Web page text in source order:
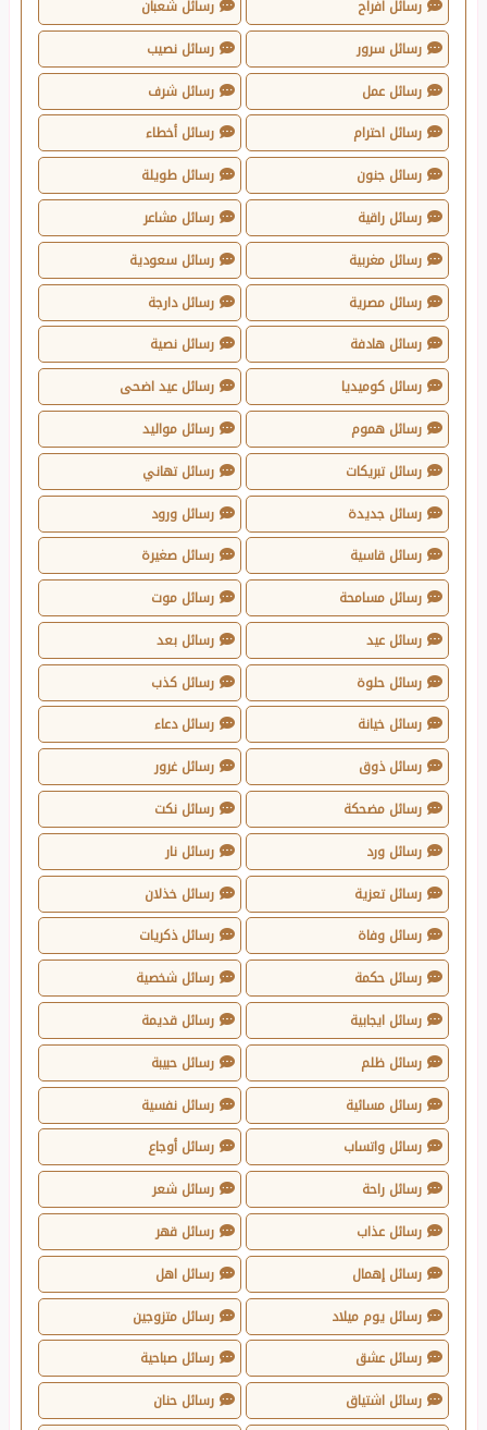
رسائل افراح
رسائل شعبان
رسائل سرور
رسائل نصيب
رسائل عمل
رسائل شرف
رسائل احترام
رسائل أخطاء
رسائل جنون
رسائل طويلة
رسائل راقية
رسائل مشاعر
رسائل مغربية
رسائل سعودية
رسائل مصرية
رسائل دارجة
رسائل هادفة
رسائل نصية
رسائل كوميديا
رسائل عيد اضحى
رسائل هموم
رسائل مواليد
رسائل تبريكات
رسائل تهاني
رسائل جديدة
رسائل ورود
رسائل قاسية
رسائل صغيرة
رسائل مسامحة
رسائل موت
رسائل عيد
رسائل بعد
رسائل حلوة
رسائل كذب
رسائل خيانة
رسائل دعاء
رسائل ذوق
رسائل غرور
رسائل مضحكة
رسائل نكت
رسائل ورد
رسائل نار
رسائل تعزية
رسائل خذلان
رسائل وفاة
رسائل ذكريات
رسائل حكمة
رسائل شخصية
رسائل ايجابية
رسائل قديمة
رسائل ظلم
رسائل حبيبة
رسائل مسائية
رسائل نفسية
رسائل واتساب
رسائل أوجاع
رسائل راحة
رسائل شعر
رسائل عذاب
رسائل قهر
رسائل إهمال
رسائل اهل
رسائل يوم ميلاد
رسائل متزوجين
رسائل عشق
رسائل صباحية
رسائل اشتياق
رسائل حنان